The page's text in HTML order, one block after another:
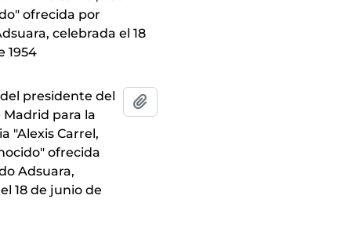
ofrecida por
celebrada el 18
1954
presidente del
para la
"Alexis Carrel,
ofrecida
Adsuara,
18 de junio de